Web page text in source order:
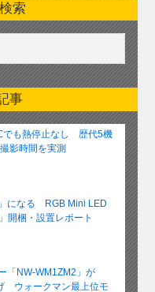
索
事
でも熱停止なし 歴代5機
影時間を実測
になる RGB Mini LED
開梱・設置レポート
「NW-WM1ZM2」が
ウォークマン最上位モ